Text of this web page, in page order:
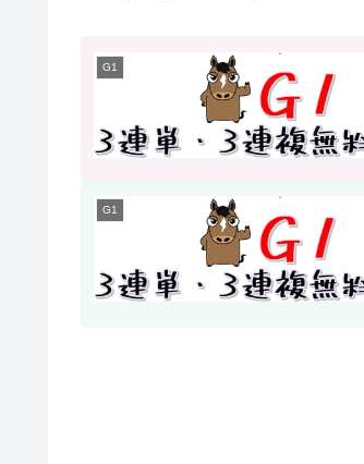
G1
G1